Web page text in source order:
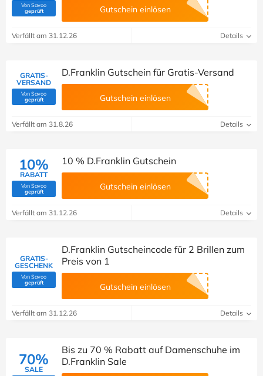
Von Savoo
geprüft(Von Savoo geprüft) Gutschein einlösen
Verfällt am 31.12.26 Details
GRATIS-
VERSAND
Von Savoo
geprüft(Von Savoo geprüft)
D.Franklin Gutschein für Gratis-Versand
Gutschein einlösen
Verfällt am 31.8.26 Details
10%
RABATT
Von Savoo
geprüft(Von Savoo geprüft)
10 % D.Franklin Gutschein
Gutschein einlösen
Verfällt am 31.12.26 Details
GRATIS-
GESCHENK
Von Savoo
geprüft(Von Savoo geprüft)
D.Franklin Gutscheincode für 2 Brillen zum
Preis von 1
Gutschein einlösen
Verfällt am 31.12.26 Details
70%
SALE
Bis zu 70 % Rabatt auf Damenschuhe im
D.Franklin Sale